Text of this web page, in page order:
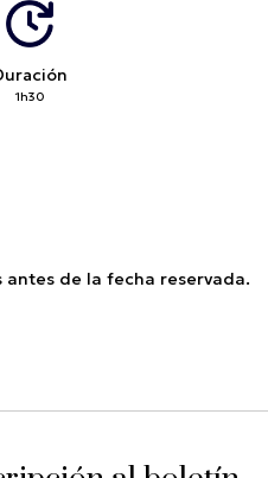
1h30
de la fecha reservada.